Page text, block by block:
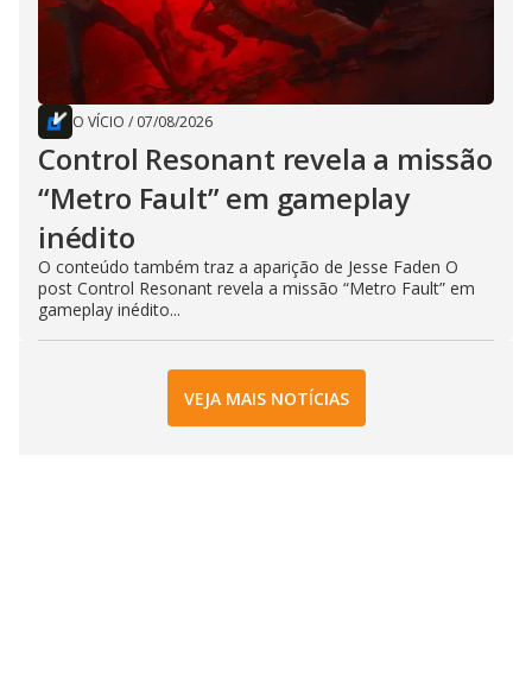
O VÍCIO / 07/08/2026
Control Resonant revela a missão
“Metro Fault” em gameplay
inédito
O conteúdo também traz a aparição de Jesse Faden O
post Control Resonant revela a missão “Metro Fault” em
gameplay inédito...
VEJA MAIS NOTÍCIAS